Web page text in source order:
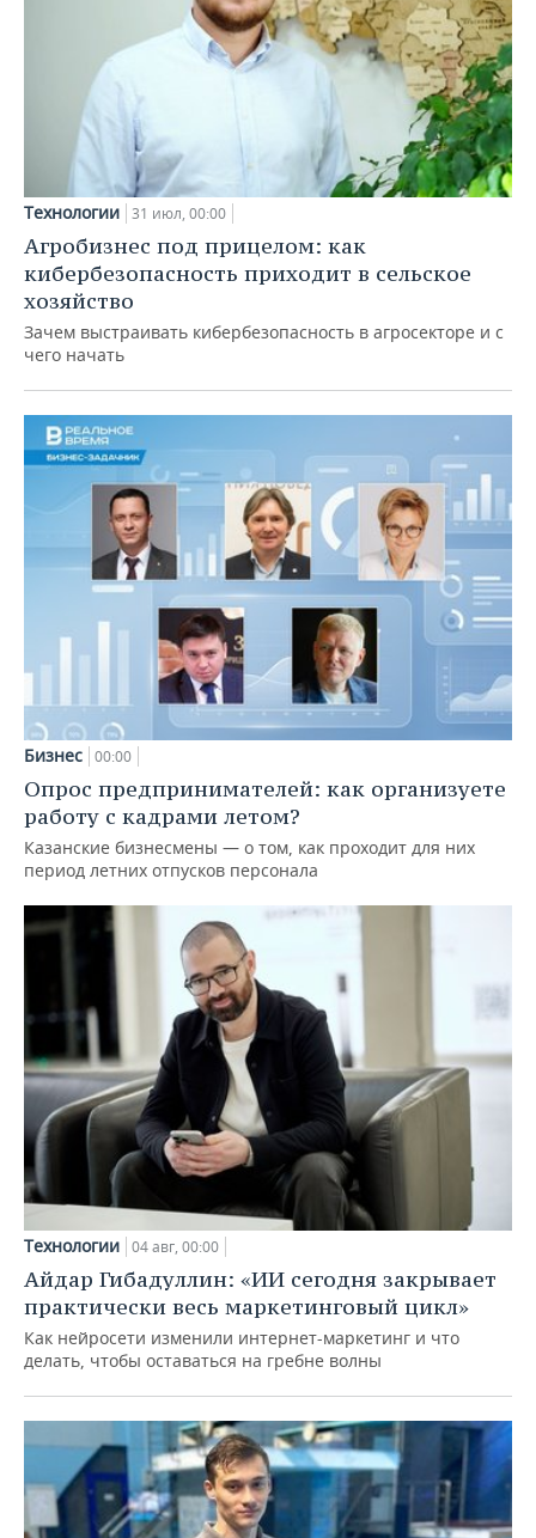
Технологии 31 июл, 00:00
Агробизнес под прицелом: как
кибербезопасность приходит в сельское
хозяйство
Зачем выстраивать кибербезопасность в агросекторе и с
чего начать
Бизнес 00:00
Опрос предпринимателей: как организуете
работу с кадрами летом?
Казанские бизнесмены — о том, как проходит для них
период летних отпусков персонала
Технологии 04 авг, 00:00
Айдар Гибадуллин: «ИИ сегодня закрывает
практически весь маркетинговый цикл»
Как нейросети изменили интернет-маркетинг и что
делать, чтобы оставаться на гребне волны